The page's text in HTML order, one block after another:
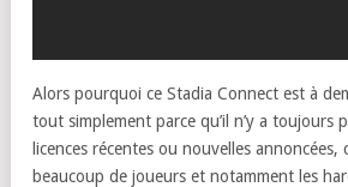
Alors pourquoi ce Stadia Connect est à
tout simplement parce qu’il n’y a toujours
licences récentes ou nouvelles
beaucoup de joueurs et notamment les